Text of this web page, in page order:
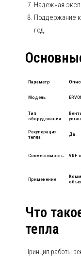
Надежная
Поддержание
год.
Параметр
Модель
Тип
оборудования
Рекуперация
тепла
Да
Совместимость VRF-
Применение
Что
тепла
Принцип работы